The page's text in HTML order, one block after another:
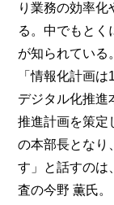
り業務の効率
る。中でもとく
が知られている。
「情報化計画
デジタル化推進
推進計画を策定
の本部長となり
す」と話すのは
査の今野 薫氏。